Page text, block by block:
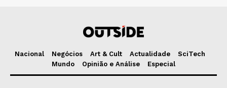
Nacional Negócios Art & Cult Actualidade
SciTech
Mundo
Opinião e Análise Especial